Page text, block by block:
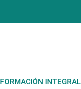
FORMACIÓN INTEGRAL